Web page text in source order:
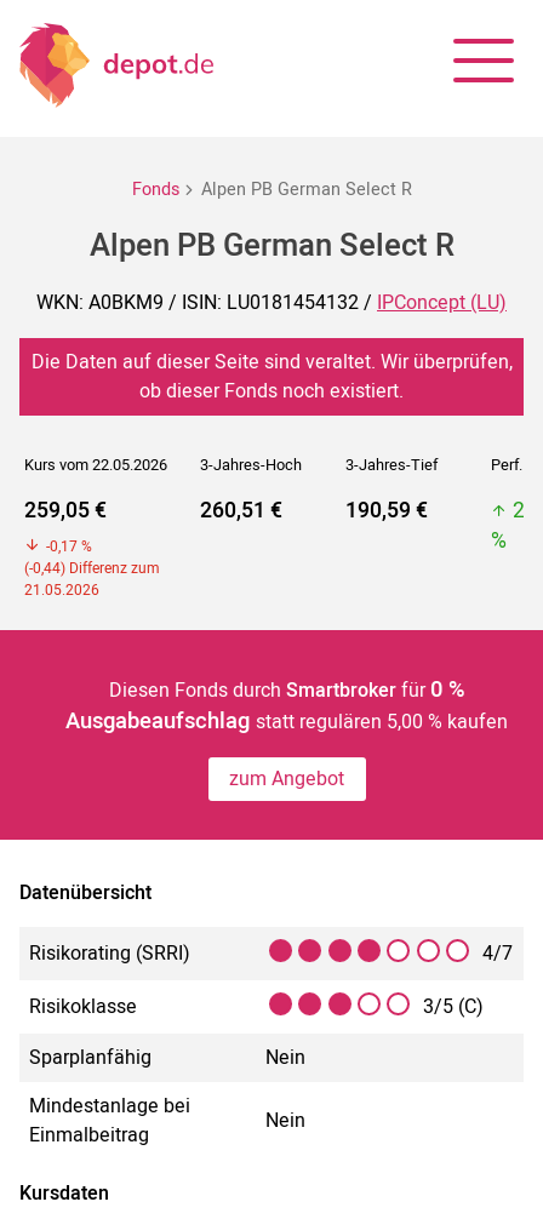
Fonds Alpen PB German Select R
Alpen PB German Select R
WKN: A0BKM9 / ISIN: LU0181454132 / IPConcept (LU)
Die Daten auf dieser Seite sind veraltet. Wir überprüfen,
ob dieser Fonds noch existiert.
Kurs vom 22.05.2026 3-Jahres-Hoch 3-Jahres-Tief Perf. 5J
259,05 €
-0,17 %
(-0,44) Differenz zum
21.05.2026
260,51 € 190,59 €
%
Diesen Fonds durch Smartbrokerfür 0 %
Ausgabeaufschlagstatt regulären 5,00 % kaufen
zum Angebot
Datenübersicht
Risikorating (SRRI)
4/7
Risikoklasse
3/5 (C)
Sparplanfähig
Nein
Mindestanlage bei
Einmalbeitrag
Nein
Kursdaten